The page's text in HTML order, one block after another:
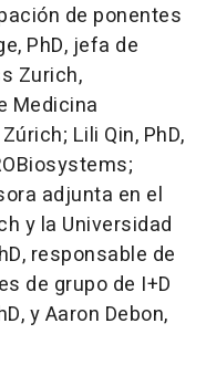
de ponentes
PhD, jefa de
Zurich,
Medicina
Lili Qin, PhD,
adjunta en el
y la Universidad
responsable de
de grupo de I+D
y Aaron Debon,